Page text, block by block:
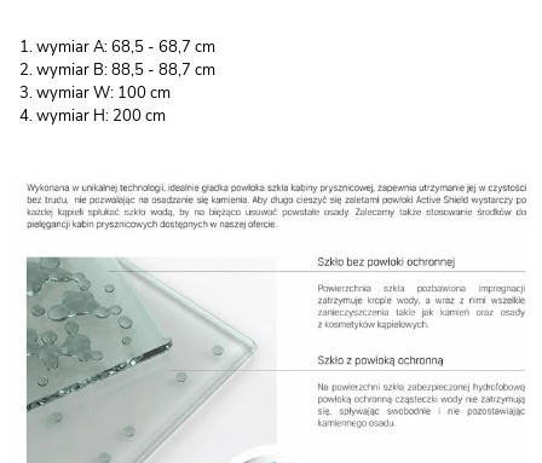
wymiar A: 68,5 - 68,7 cm
wymiar B: 88,5 - 88,7 cm
wymiar W: 100 cm
wymiar H: 200 cm